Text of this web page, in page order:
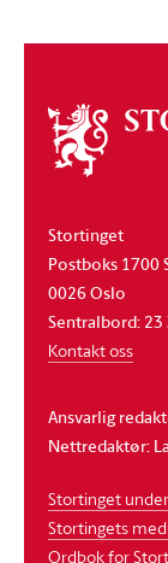
Om
stortinget
Stortinget
Postboks 1700
0026 Oslo
Sentralbord: 23
Kontakt oss
Ansvarlig
Nettredaktør:
Stortinget
Stortingets
Ordbok for